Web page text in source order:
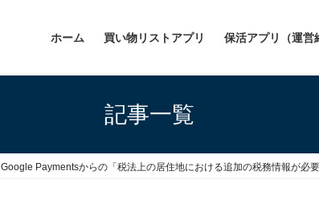
ホーム 買い物リストアプリ 保活アプリ（運営
記事一覧
Google Paymentsからの「税法上の居住地における追加の税務情報が必